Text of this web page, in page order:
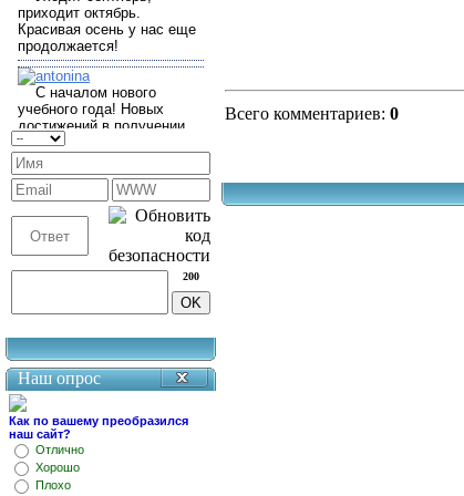
200
Наш опрос
Как по вашему преобразился
наш сайт?
Отлично
Хорошо
Плохо
Всего комментариев: 0